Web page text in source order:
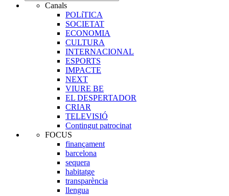
Canals
POLíTICA
SOCIETAT
ECONOMIA
CULTURA
INTERNACIONAL
ESPORTS
IMPACTE
NEXT
VIURE BE
EL DESPERTADOR
CRIAR
TELEVISIÓ
Contingut patrocinat
FOCUS
finançament
barcelona
sequera
habitatge
transparència
llengua